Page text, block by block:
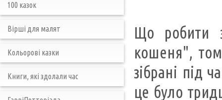
Що робити
кошеня",
зібрані під
це було
100 казок
Вірші для малят
Кольорові казки
Книги, які здолали час